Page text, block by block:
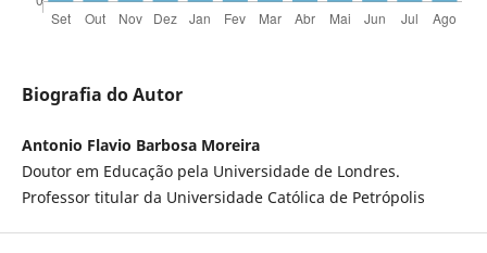
Biografia do Autor
Antonio Flavio Barbosa Moreira
Doutor em Educação pela Universidade de Londres.
Professor titular da Universidade Católica de Petrópolis